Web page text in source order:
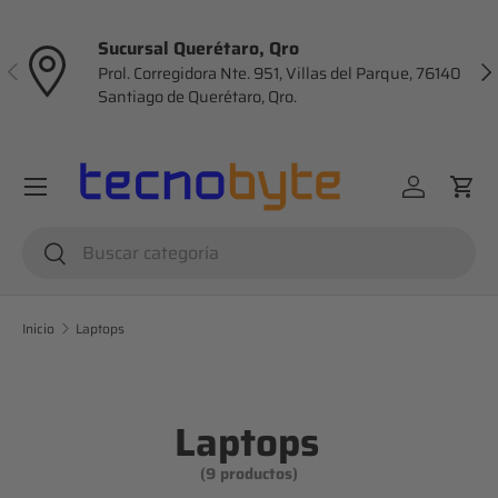
Ir al contenido
Anterior
Sucursal Querétaro, Qro
Prol. Corregidora Nte. 951, Villas del Parque, 76140
Santiago de Querétaro, Qro.
Buscar
Buscar
Iniciar
Menú
Inicio Laptops
Laptops
(9 productos)